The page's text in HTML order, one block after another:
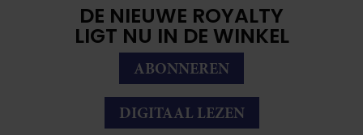
DE NIEUWE ROYALTY
LIGT NU IN DE WINKEL
ABONNEREN
DIGITAAL LEZEN